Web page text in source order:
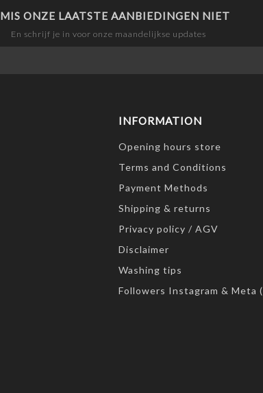
MIS ONZE LAATSTE AANBIEDINGEN NIET
En schrijf je in voor onze maandelijkse updates
INFORMATION
Opening hours store
Terms and Conditions
Payment Methods
Shipping & returns
Privacy policy / AGV
Disclaimer
Washing tips
Followers Instagram & Meta